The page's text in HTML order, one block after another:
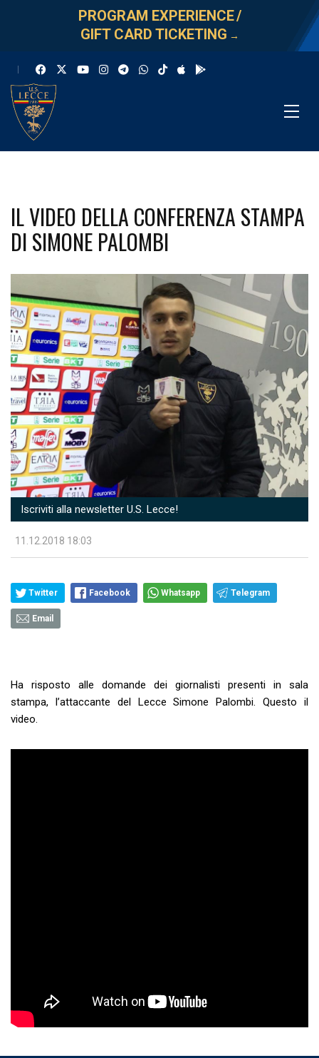
PROGRAM EXPERIENCE/
GIFT CARD TICKETING →
IL VIDEO DELLA CONFERENZA STAMPA
DI SIMONE PALOMBI
Iscriviti alla newsletter U.S. Lecce!
11.12.2018 18:03
Twitter Facebook Whatsapp Telegram
Email
Ha risposto alle domande dei giornalisti presenti in sala
stampa, l’attaccante del Lecce Simone Palombi. Questo il
video.